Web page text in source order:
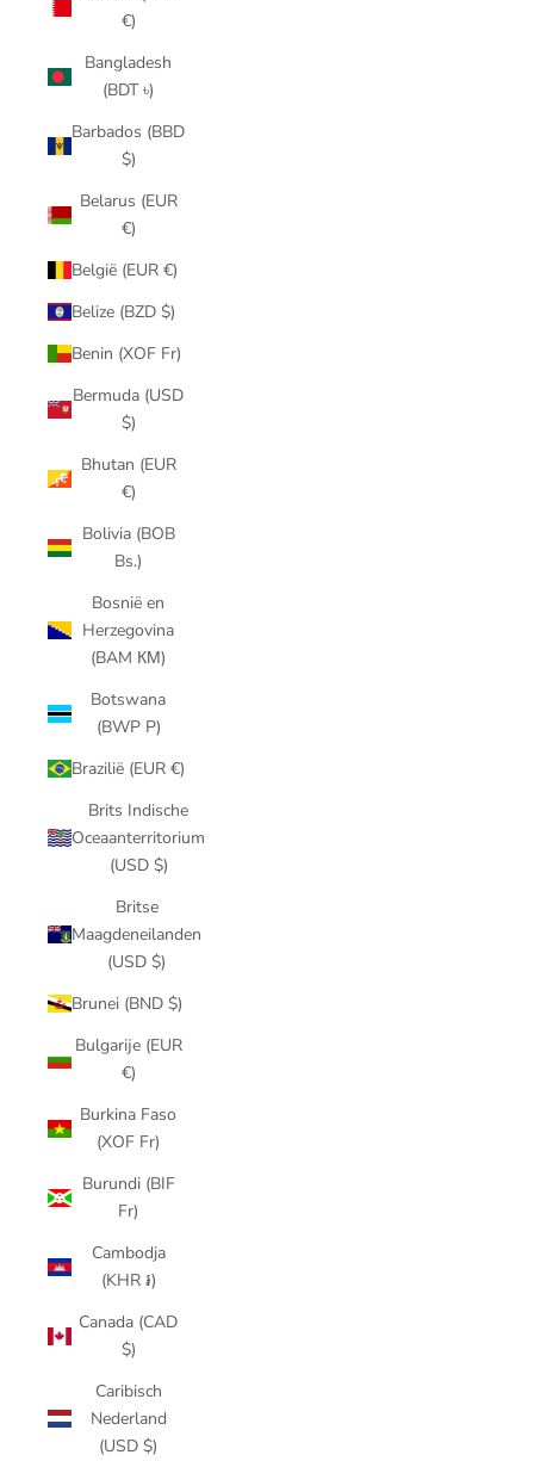
€)
Bangladesh
(BDT ৳)
Barbados (BBD
$)
Belarus (EUR
€)
België (EUR €)
Belize (BZD $)
Benin (XOF Fr)
Bermuda (USD
$)
Bhutan (EUR
€)
Bolivia (BOB
Bs.)
Bosnië en
Herzegovina
(BAM КМ)
Botswana
(BWP P)
Brazilië (EUR €)
Brits Indische
Oceaanterritorium
(USD $)
Britse
Maagdeneilanden
(USD $)
Brunei (BND $)
Bulgarije (EUR
€)
Burkina Faso
(XOF Fr)
Burundi (BIF
Fr)
Cambodja
(KHR ៛)
Canada (CAD
$)
Caribisch
Nederland
(USD $)